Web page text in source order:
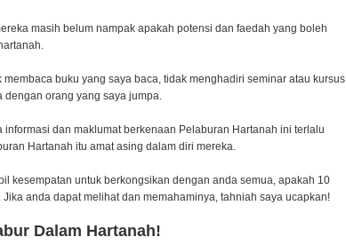
masih belum nampak apakah potensi dan faedah yang boleh
membaca buku yang saya baca, tidak menghadiri seminar atau kursus
orang yang saya jumpa.
dan maklumat berkenaan Pelaburan Hartanah ini terlalu
Hartanah itu amat asing dalam diri mereka.
kesempatan untuk berkongsikan dengan anda semua, apakah 10
anda dapat melihat dan memahaminya, tahniah saya ucapkan!
Dalam Hartanah!